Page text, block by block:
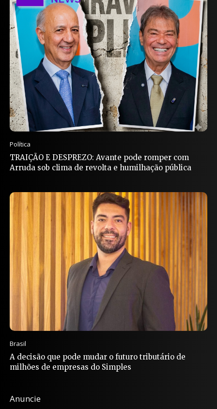
Política
TRAIÇÃO E DESPREZO: Avante pode romper com
Arruda sob clima de revolta e humilhação pública
Brasil
A decisão que pode mudar o futuro tributário de
milhões de empresas do Simples
Anuncie